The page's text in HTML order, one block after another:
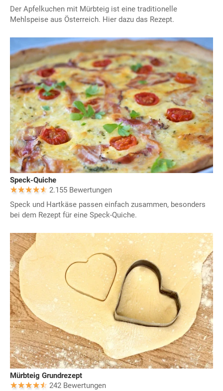
Der Apfelkuchen mit Mürbteig ist eine traditionelle
Mehlspeise aus Österreich. Hier dazu das Rezept.
Speck-Quiche
2.155 Bewertungen
Speck und Hartkäse passen einfach zusammen, besonders
bei dem Rezept für eine Speck-Quiche.
Mürbteig Grundrezept
242 Bewertungen